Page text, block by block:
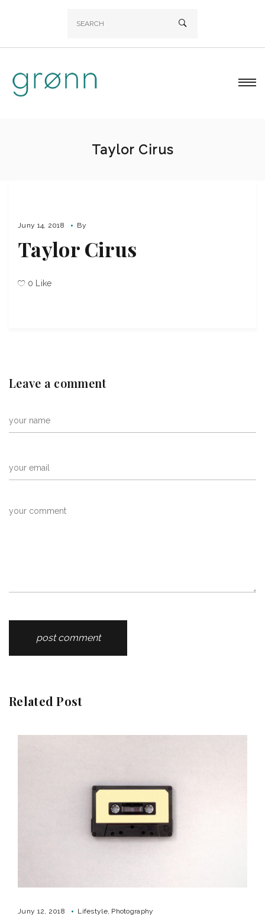
Taylor Cirus
Juny 14, 2018 By
Taylor Cirus
0 Like
Leave a comment
Related Post
Juny 12, 2018 Lifestyle Photography